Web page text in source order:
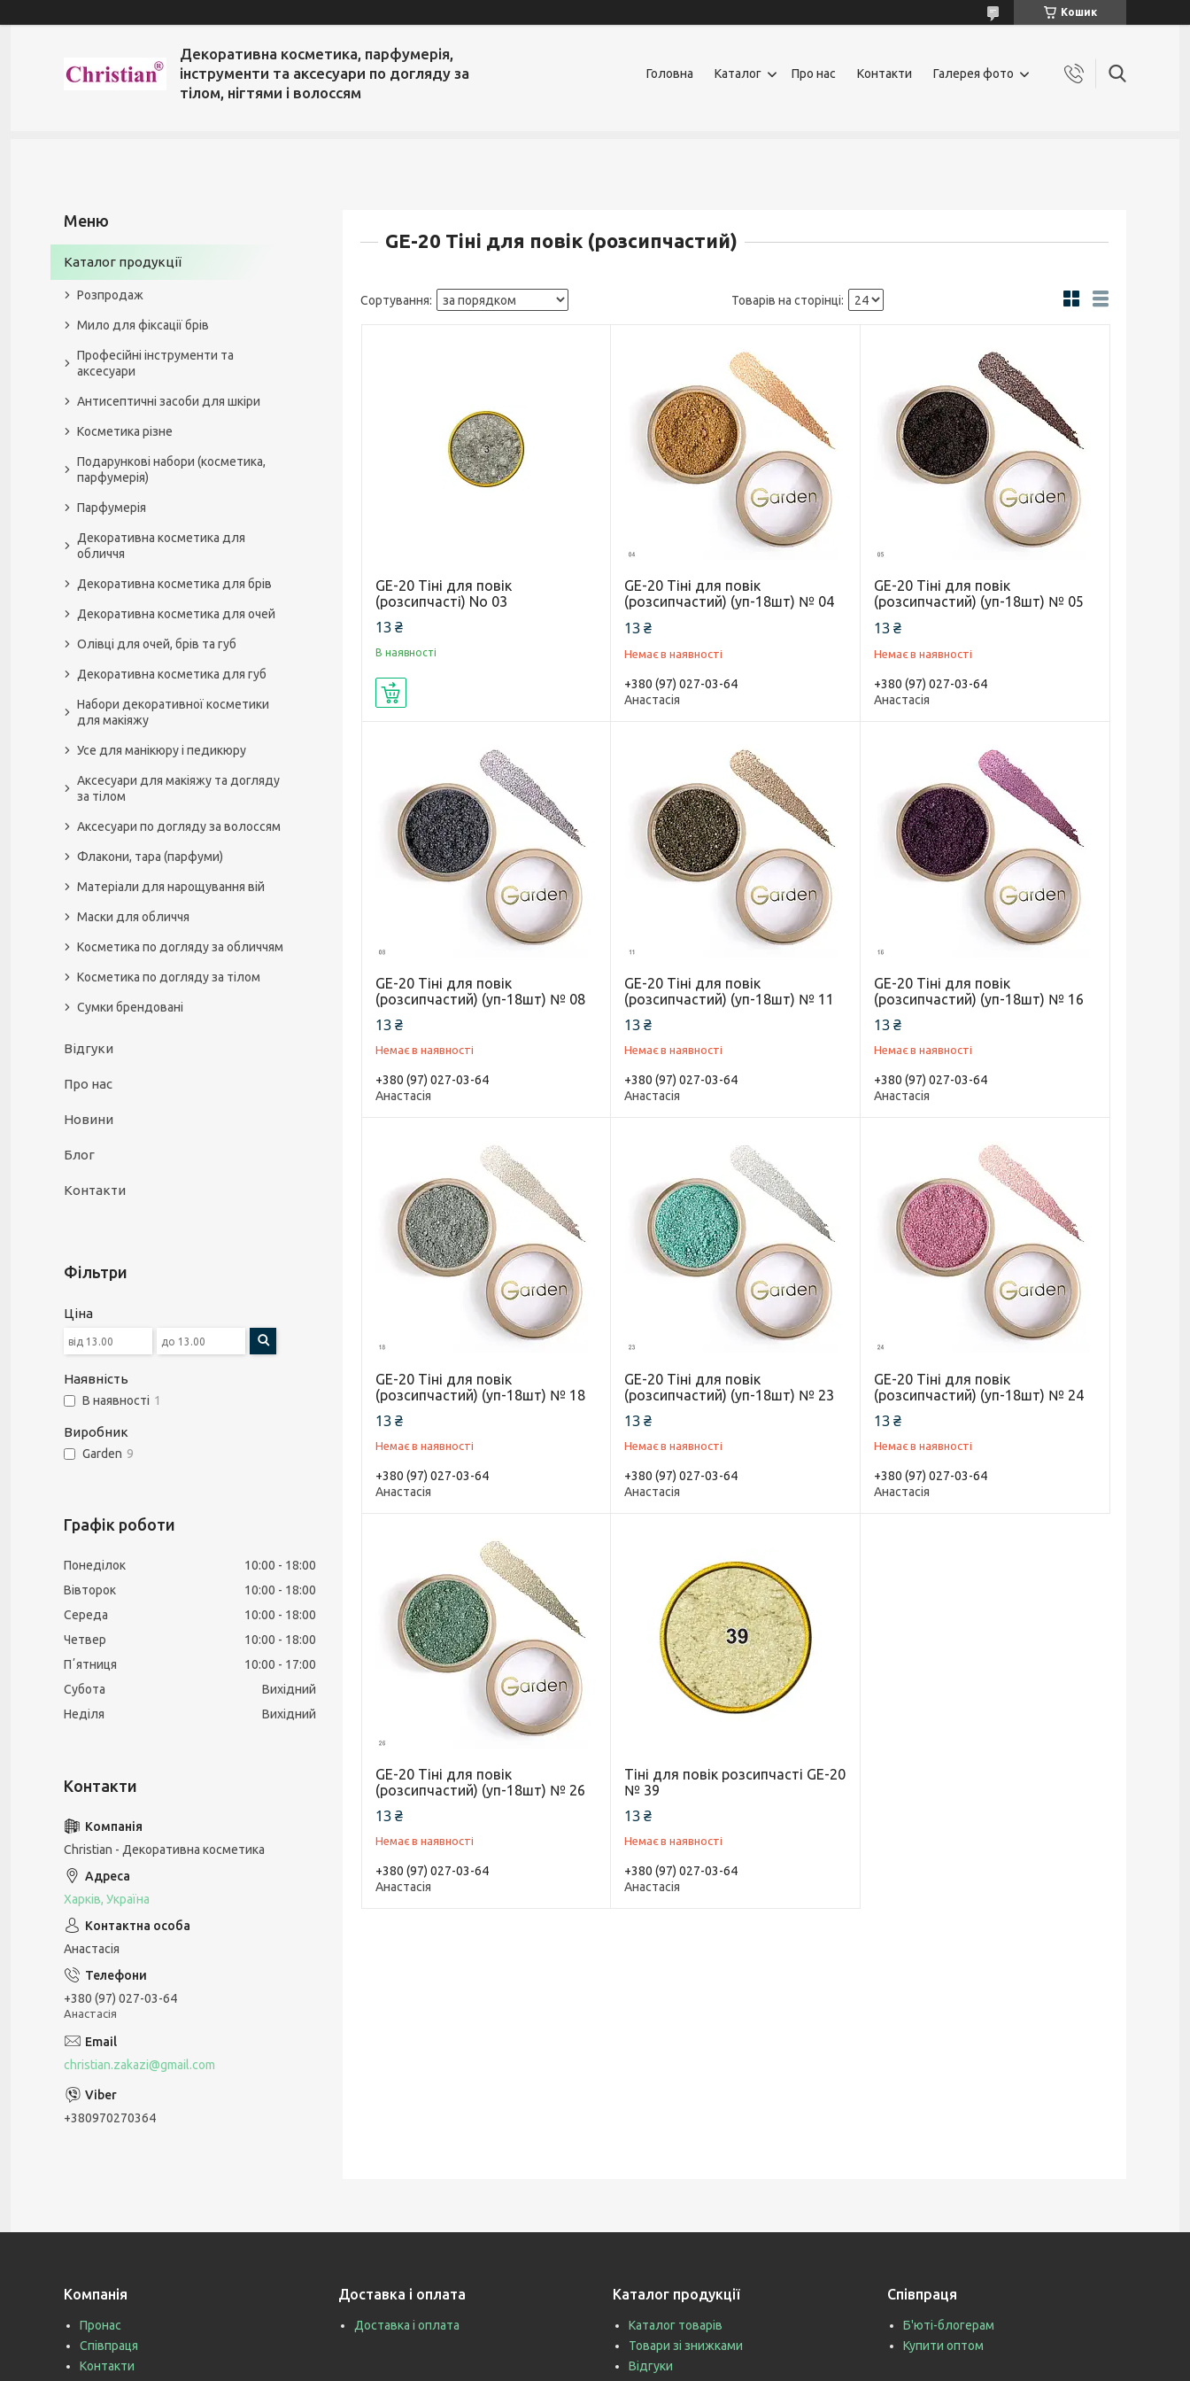
Кошик
Декоративна косметика, парфумерія,
інструменти та аксесуари по догляду за
тілом, нігтями і волоссям
Головна Каталог Про нас Контакти Галерея фото
GE-20 Тіні для повік (розсипчастий)
GE-20 Тіні для повік
(розсипчасті) No 03
13 ₴
В наявності
GE-20 Тіні для повік
(розсипчастий) (уп-18шт) № 04
13 ₴
Немає в наявності
+380 (97) 027-03-64
Анастасія
GE-20 Тіні для повік
(розсипчастий) (уп-18шт) № 05
13 ₴
Немає в наявності
+380 (97) 027-03-64
Анастасія
GE-20 Тіні для повік
(розсипчастий) (уп-18шт) № 08
13 ₴
Немає в наявності
+380 (97) 027-03-64
Анастасія
GE-20 Тіні для повік
(розсипчастий) (уп-18шт) № 11
13 ₴
Немає в наявності
+380 (97) 027-03-64
Анастасія
GE-20 Тіні для повік
(розсипчастий) (уп-18шт) № 16
13 ₴
Немає в наявності
+380 (97) 027-03-64
Анастасія
GE-20 Тіні для повік
(розсипчастий) (уп-18шт) № 18
13 ₴
Немає в наявності
+380 (97) 027-03-64
Анастасія
GE-20 Тіні для повік
(розсипчастий) (уп-18шт) № 23
13 ₴
Немає в наявності
+380 (97) 027-03-64
Анастасія
GE-20 Тіні для повік
(розсипчастий) (уп-18шт) № 24
13 ₴
Немає в наявності
+380 (97) 027-03-64
Анастасія
GE-20 Тіні для повік
(розсипчастий) (уп-18шт) № 26
13 ₴
Немає в наявності
+380 (97) 027-03-64
Анастасія
Тіні для повік розсипчасті GE-20
№ 39
13 ₴
Немає в наявності
+380 (97) 027-03-64
Анастасія
Каталог продукції
Розпродаж
Мило для фіксації брів
Професійні інструменти та
аксесуари
Антисептичні засоби для шкіри
Косметика різне
Подарункові набори (косметика,
парфумерія)
Парфумерія
Декоративна косметика для
обличчя
Декоративна косметика для брів
Декоративна косметика для очей
Олівці для очей, брів та губ
Декоративна косметика для губ
Набори декоративної косметики
для макіяжу
Усе для манікюру і педикюру
Аксесуари для макіяжу та догляду
за тілом
Аксесуари по догляду за волоссям
Флакони, тара (парфуми)
Матеріали для нарощування вій
Маски для обличчя
Косметика по догляду за обличчям
Косметика по догляду за тілом
Сумки брендовані
Відгуки
Про нас
Новини
Блог
Контакти
Фільтри
Ціна
Наявність
В наявності 1
Виробник
Garden 9
Графік роботи
Понеділок 10:00
18:00
Вівторок
10:00
18:00
Середа
10:00
18:00
Четвер
10:00
18:00
Пʼятниця
10:00
17:00
Субота
Вихідний
Неділя
Вихідний
Christian - Декоративна косметика
Харків, Україна
Анастасія
+380 (97) 027-03-64
Анастасія
christian.zakazi@gmail.com
+380970270364
Компанія
Пронас
Співпраця
Контакти
Доставка і оплата
Доставка і оплата
Каталог продукції
Каталог товарів
Товари зі знижками
Відгуки
Співпраця
Б'юті-блогерам
Купити оптом